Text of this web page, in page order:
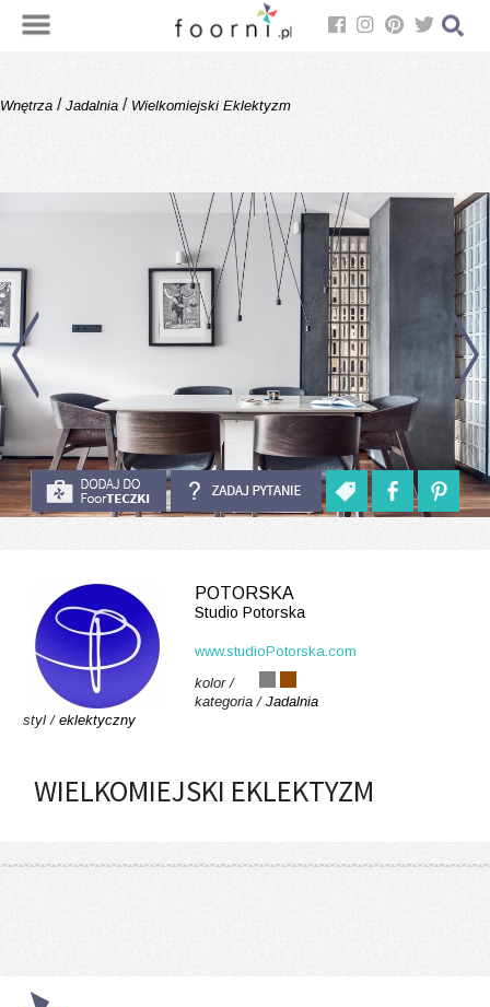
Wnętrza / Jadalnia / Wielkomiejski Eklektyzm
POTORSKA
Studio Potorska
www.studioPotorska.com
kolor /
kategoria / Jadalnia
styl / eklektyczny
WIELKOMIEJSKI EKLEKTYZM